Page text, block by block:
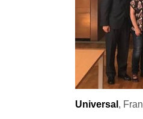
Universal ,